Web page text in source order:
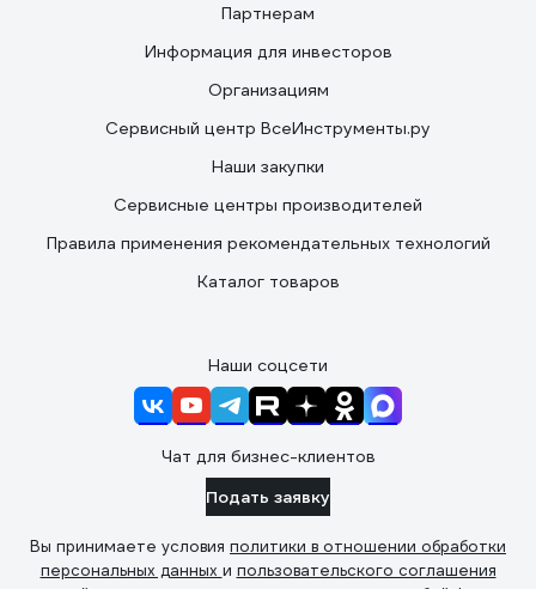
Партнерам
Информация для инвесторов
Организациям
Сервисный центр ВсеИнструменты.ру
Наши закупки
Сервисные центры производителей
Правила применения рекомендательных технологий
Каталог товаров
Наши соцсети
Чат для бизнес-клиентов
Подать заявку
Вы принимаете условия политики в отношении обработки
персональных данных и пользовательского соглашения